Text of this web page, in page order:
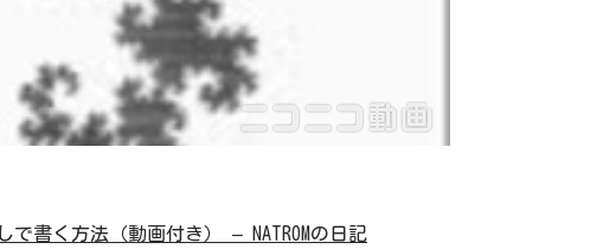
で書く方法（動画付き） – NATROMの日記